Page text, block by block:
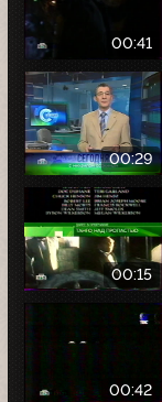
00:41
00:29
00:15
00:42